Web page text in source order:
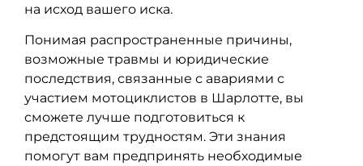
на исход вашего иска.
Понимая распространенные причины,
возможные травмы и юридические
последствия, связанные с авариями с
участием мотоциклистов в Шарлотте, вы
сможете лучше подготовиться к
предстоящим трудностям. Эти знания
помогут вам предпринять необходимые